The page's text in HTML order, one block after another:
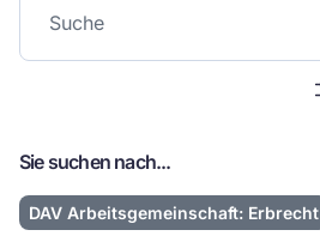
Sie suchen nach...
DAV Arbeitsgemeinschaft: Erbrecht